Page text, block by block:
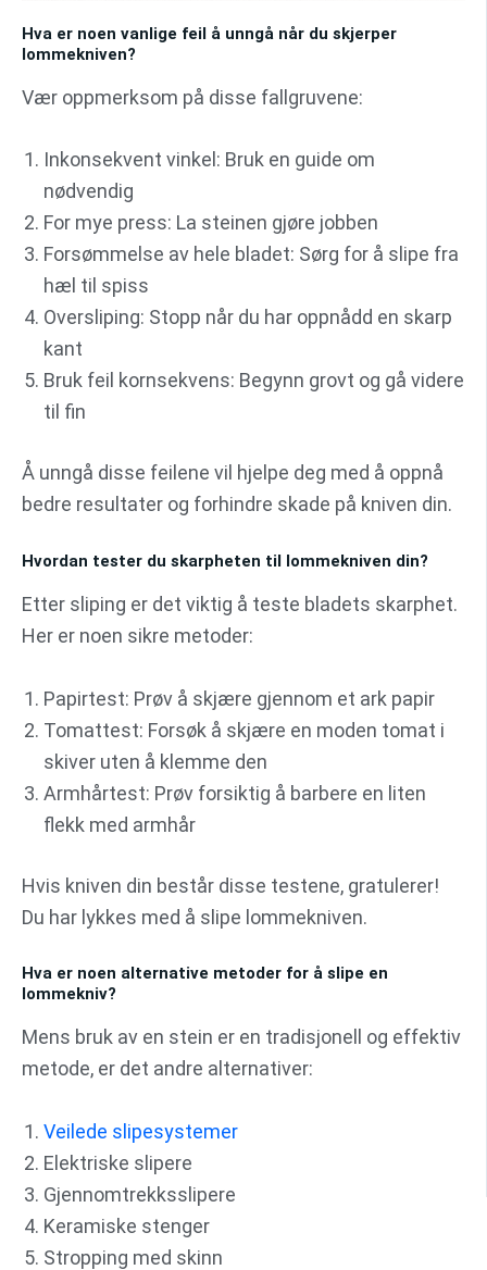
Hva er noen vanlige feil å unngå når du skjerper
lommekniven?
Vær oppmerksom på disse fallgruvene:
Inkonsekvent vinkel: Bruk en guide om
nødvendig
For mye press: La steinen gjøre jobben
Forsømmelse av hele bladet: Sørg for å slipe fra
hæl til spiss
Oversliping: Stopp når du har oppnådd en skarp
kant
Bruk feil kornsekvens: Begynn grovt og gå videre
til fin
Å unngå disse feilene vil hjelpe deg med å oppnå
bedre resultater og forhindre skade på kniven din.
Hvordan tester du skarpheten til lommekniven din?
Etter sliping er det viktig å teste bladets skarphet.
Her er noen sikre metoder:
Papirtest: Prøv å skjære gjennom et ark papir
Tomattest: Forsøk å skjære en moden tomat i
skiver uten å klemme den
Armhårtest: Prøv forsiktig å barbere en liten
flekk med armhår
Hvis kniven din består disse testene, gratulerer!
Du har lykkes med å slipe lommekniven.
Hva er noen alternative metoder for å slipe en
lommekniv?
Mens bruk av en stein er en tradisjonell og effektiv
metode, er det andre alternativer:
Veilede slipesystemer
Elektriske slipere
Gjennomtrekksslipere
Keramiske stenger
Stropping med skinn